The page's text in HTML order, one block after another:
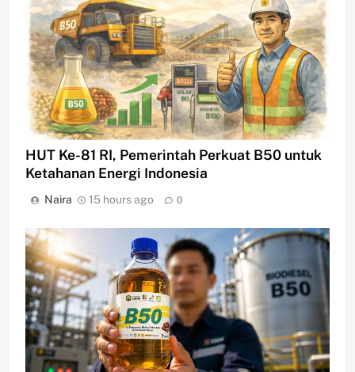
HUT Ke-81 RI, Pemerintah Perkuat B50 untuk
Ketahanan Energi Indonesia
Naira 15 hours ago 0